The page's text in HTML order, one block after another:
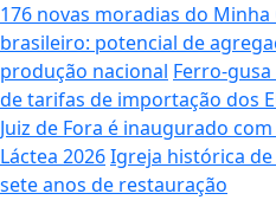
176 novas moradias do Minha
brasileiro: potencial de
produção nacional Ferro-gusa
de tarifas de importação dos
Juiz de Fora é inaugurado
Láctea 2026Igreja histórica
sete anos de restauração